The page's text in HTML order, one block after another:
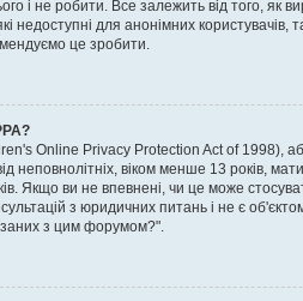
і не робити. Все залежить від того, як
недоступні для анонімних користувачів,
це зробити.
Online Privacy Protection Act of 1998),
неповнолітніх, віком менше 13 років,
Якщо ви не впевнені, чи це може
з юридичних питань і не є
з цим форумом?".